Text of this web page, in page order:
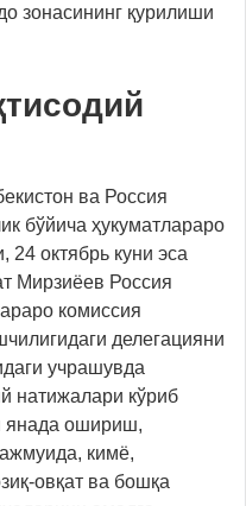
зонасининг қурилиши
ва Россия
бўйича ҳукуматлараро
24 октябрь куни эса
Мирзиёев Россия
комиссия
делегацияни
учрашувда
натижалари кўриб
янада ошириш,
кимё,
овқат ва бошқа